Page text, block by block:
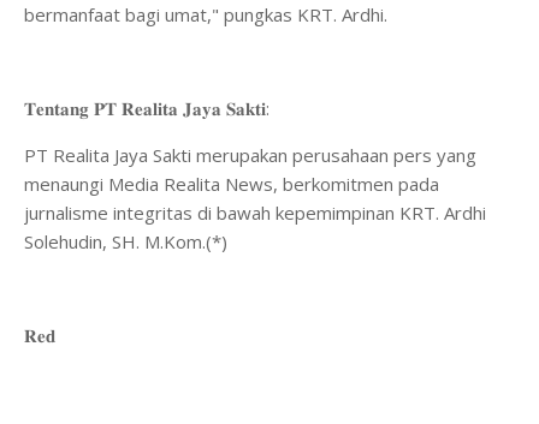
bermanfaat bagi umat," pungkas KRT. Ardhi.
​𝐓𝐞𝐧𝐭𝐚𝐧𝐠 𝐏𝐓 𝐑𝐞𝐚𝐥𝐢𝐭𝐚 𝐉𝐚𝐲𝐚 𝐒𝐚𝐤𝐭𝐢:
PT Realita Jaya Sakti merupakan perusahaan pers yang
menaungi Media Realita News, berkomitmen pada
jurnalisme integritas di bawah kepemimpinan KRT. Ardhi
Solehudin, SH. M.Kom.(*)
𝐑𝐞𝐝